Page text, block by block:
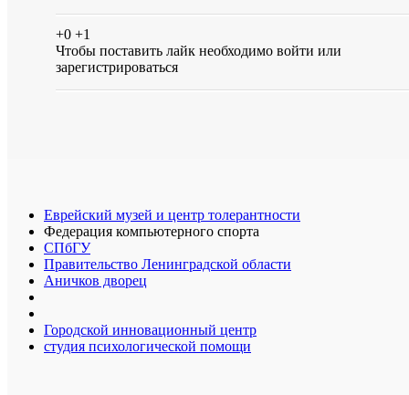
+0 +1
Чтобы поставить лайк необходимо войти или
зарегистрироваться
Еврейский музей и центр толерантности
Федерация компьютерного спорта
СПбГУ
Правительство Ленинградской области
Аничков дворец
Городской инновационный центр
студия психологической помощи